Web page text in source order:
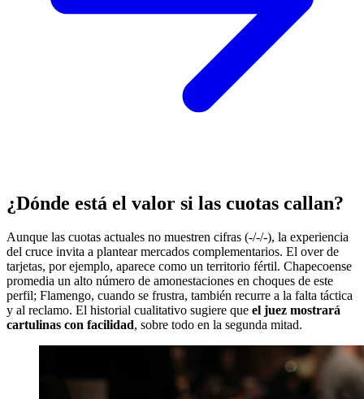
¿Dónde está el valor si las cuotas callan?
Aunque las cuotas actuales no muestren cifras (-/-/-), la experiencia
del cruce invita a plantear mercados complementarios. El over de
tarjetas, por ejemplo, aparece como un territorio fértil. Chapecoense
promedia un alto número de amonestaciones en choques de este
perfil; Flamengo, cuando se frustra, también recurre a la falta táctica
y al reclamo. El historial cualitativo sugiere que el juez mostrará
cartulinas con facilidad, sobre todo en la segunda mitad.